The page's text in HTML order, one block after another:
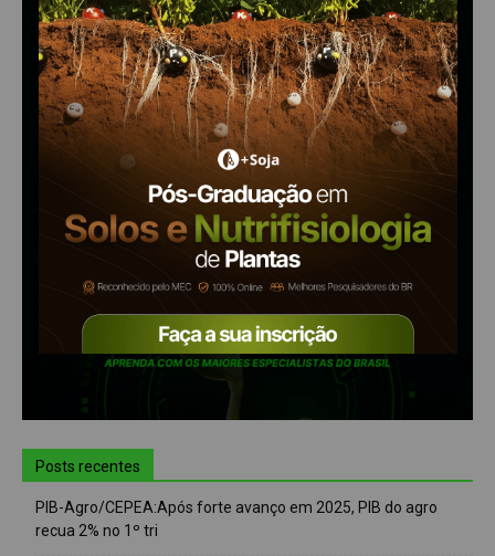
Posts recentes
PIB-Agro/CEPEA:Após forte avanço em 2025, PIB do agro
recua 2% no 1º tri